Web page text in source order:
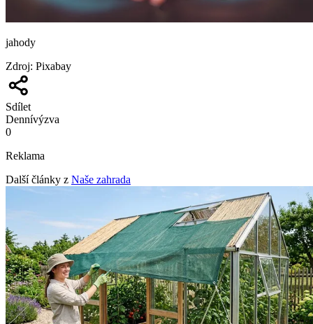
jahody
Zdroj: Pixabay
Sdílet
Dennívýzva
0
Reklama
Další články z Naše zahrada